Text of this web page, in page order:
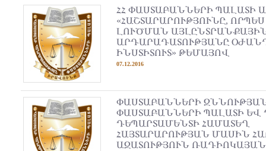
ՀՀ ՓԱՍՏԱԲԱՆՆԵՐԻ ՊԱԼԱՏԻ
«ՀԱՇՏԱՐԱՐՈՒԹՅՈՒՆԸ,
ԼՈՒԾՄԱՆ
ԱՐԴԱՐԱԴԱՏՈՒԹՅԱՆԸ
ԻՆՍՏԻՏՈՒՏ» ԹԵՄԱՅՈՎ
07.12.2016
ՓԱՍՏԱԲԱՆՆԵՐԻ
ՓԱՍՏԱԲԱՆՆԵՐԻ ՊԱԼԱՏԻ ԵՎ
ԴԵՊԱՐՏԱՄԵՆՏԻ ՀԱՄԱՏԵՂ
ՀԱՅՏԱՐԱՐՈՒԹՅԱՆ ՄԱՍԻՆ
ԱԶԱՏՈՒԹՅՈՒՆ